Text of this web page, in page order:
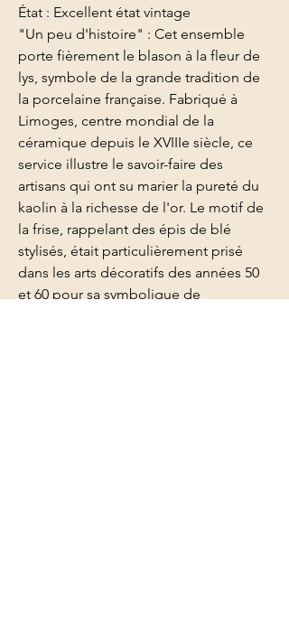
État : Excellent état vintage
"Un peu d'histoire" : Cet ensemble
porte fièrement le blason à la fleur de
lys, symbole de la grande tradition de
la porcelaine française. Fabriqué à
Limoges, centre mondial de la
céramique depuis le XVIIIe siècle, ce
service illustre le savoir-faire des
artisans qui ont su marier la pureté du
kaolin à la richesse de l'or. Le motif de
la frise, rappelant des épis de blé
stylisés, était particulièrement prisé
dans les arts décoratifs des années 50
et 60 pour sa symbolique de